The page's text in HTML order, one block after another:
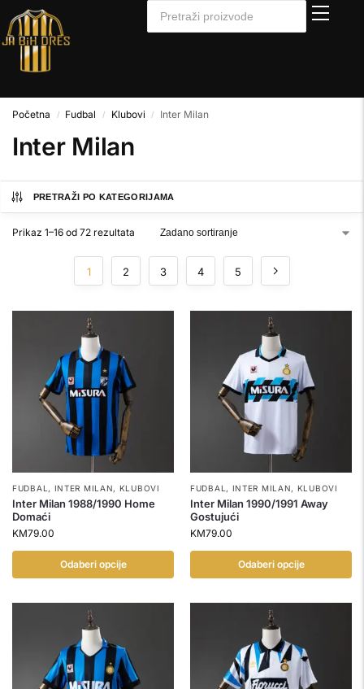
Početna / Fudbal / Klubovi / Inter Milan
Inter Milan
PRETRAŽI PO KATEGORIJAMA
Prikaz 1–16 od 72 rezultata
1 2 3 4 5
FUDBAL , INTER MILAN, KLUBOVI
Inter Milan 1988/1990 Home
Domaći
KM79.00
Odaberi opcije
FUDBAL , INTER MILAN, KLUBOVI
Inter Milan 1990/1991 Away
Gostujući
KM79.00
Odaberi opcije